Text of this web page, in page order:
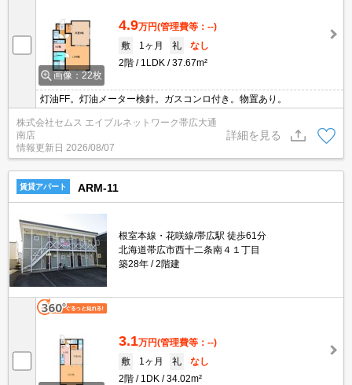
画像：22枚
4.9万円(管理費等：--)
敷
1ヶ月 礼
なし
2階
1LDK 37.67m²
灯油FF。灯油メーター検針。ガスコンロ付き。物置あり。
株式会社セムス エイブルネットワーク帯広大通
南店
情報更新日 2026/08/07
詳細を見る
賃貸アパート ARM-11
根室本線・花咲線/帯広駅 徒歩61分
北海道帯広市西十二条南４１丁目
築28年
2階建
3.1万円(管理費等：--)
敷
1ヶ月 礼
なし
2階
1DK 34.02m²